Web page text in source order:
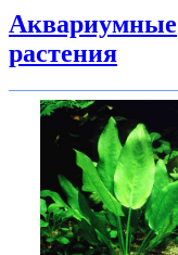
Аквариумные
растения